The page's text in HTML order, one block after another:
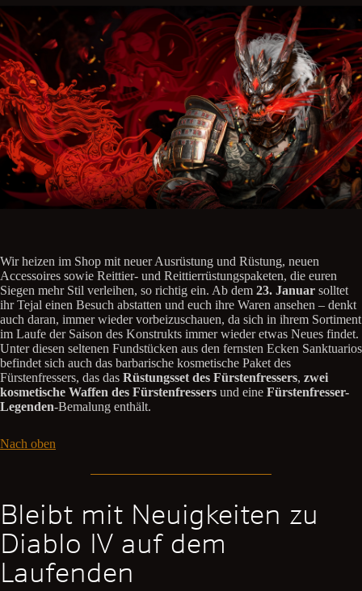
Wir heizen im Shop mit neuer Ausrüstung und Rüstung, neuen
Accessoires sowie Reittier- und Reittierrüstungspaketen, die euren
Siegen mehr Stil verleihen, so richtig ein. Ab dem 23. Januar solltet
ihr Tejal einen Besuch abstatten und euch ihre Waren ansehen – denkt
auch daran, immer wieder vorbeizuschauen, da sich in ihrem Sortiment
im Laufe der Saison des Konstrukts immer wieder etwas Neues findet.
Unter diesen seltenen Fundstücken aus den fernsten Ecken Sanktuarios
befindet sich auch das barbarische kosmetische Paket des
Fürstenfressers, das das Rüstungsset des Fürstenfressers, zwei
kosmetische Waffen des Fürstenfressers und eine Fürstenfresser-
Legenden-Bemalung enthält.
Nach oben
Bleibt mit Neuigkeiten zu
Diablo IV auf dem
Laufenden